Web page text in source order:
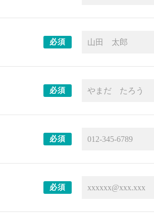
必須
必須
必須
必須